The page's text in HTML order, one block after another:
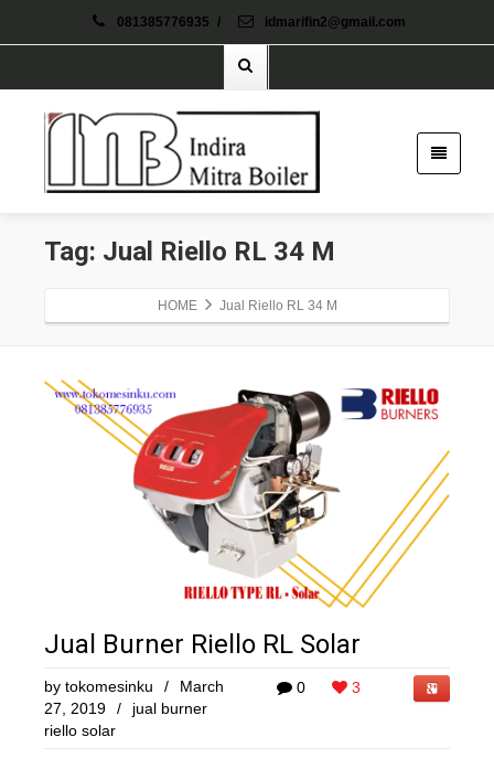
081385776935 / idmarifin2@gmail.com
Tag: Jual Riello RL 34 M
HOME Jual Riello RL 34 M
Jual Burner Riello RL Solar
0 3
by tokomesinku /
March
27, 2019
/
jual burner
riello solar